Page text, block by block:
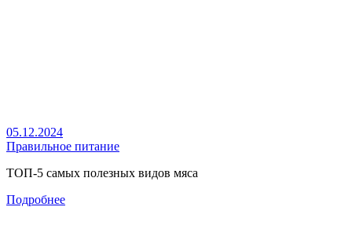
05.12.2024
Правильное питание
ТОП-5 самых полезных видов мяса
Подробнее